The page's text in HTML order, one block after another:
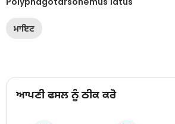
ਮਾਇਟ
ਆਪਣੀ ਫਸਲ ਨੂੰ ਠੀਕ ਕਰੋ